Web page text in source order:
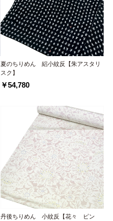
夏のちりめん 絽小紋反【朱アスタリ
スク】
￥54,780
丹後ちりめん 小紋反【花々 ピン